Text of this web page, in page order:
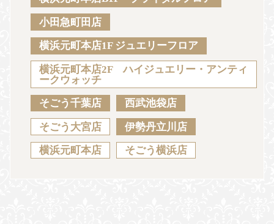
News Blog
Sustainability Voice Catalog
JA EN CH KO
小田急町田店
横浜元町本店1F ジュエリーフロア
横浜元町本店2F ハイジュエリー・アンティ
ークウォッチ
そごう千葉店 西武池袋店
そごう大宮店 伊勢丹立川店
横浜元町本店 そごう横浜店